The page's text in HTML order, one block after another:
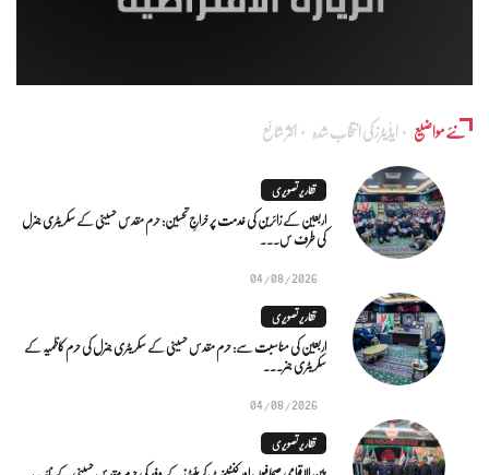
نئے مواضیع ایڈٰیٹرز کی انتخاب شدہ اکثر شائع
تقاریر تصویری
اربعین کے زائرین کی خدمت پر خراجِ تحسین: حرم مقدس حسینی کے سکریٹری جنرل
کی طرف س...
04/08/2026
تقاریر تصویری
اربعین کی مناسبت سے: حرم مقدس حسینی کے سکریٹری جنرل کی حرم کاظمیہ کے
سکریٹری جنر...
04/08/2026
تقاریر تصویری